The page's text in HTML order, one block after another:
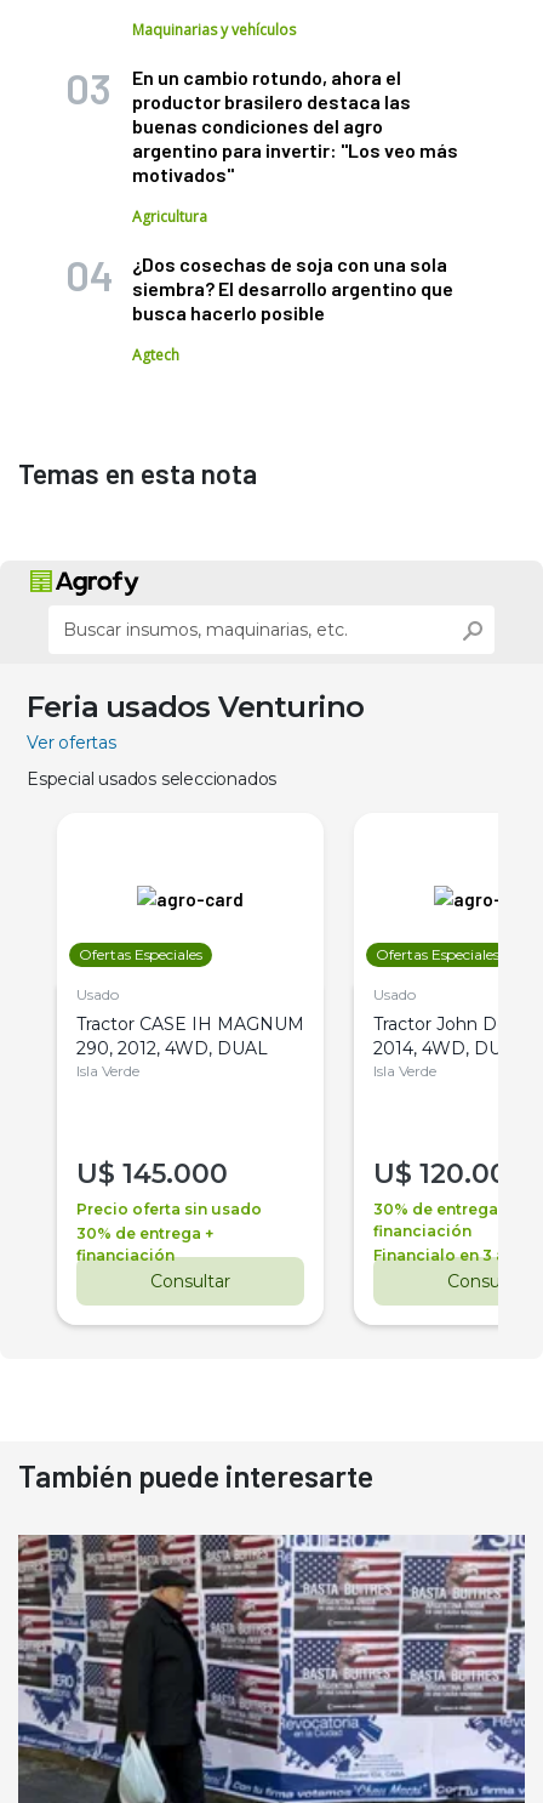
Maquinarias y vehículos
En un cambio rotundo, ahora el
productor brasilero destaca las
buenas condiciones del agro
argentino para invertir: "Los veo más
motivados"
Agricultura
¿Dos cosechas de soja con una sola
siembra? El desarrollo argentino que
busca hacerlo posible
Agtech
Temas en esta nota
Feria usados Venturino
Ver ofertas
Especial usados seleccionados
Ofertas Especiales
Usado
Tractor CASE IH MAGNUM
290, 2012, 4WD, DUAL
Isla Verde
U$ 145.000
Precio oferta sin usado
30% de entrega +
financiación
Consultar
Ofertas Especiales
Usado
Tractor John Deere
2014, 4WD, DUAL
Isla Verde
U$ 120.000
30% de entrega +
financiación
Financialo en 3 años
Consultar
También puede interesarte